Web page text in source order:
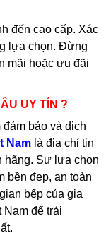
đến cao cấp. Xác
lựa chọn. Đừng
mãi hoặc ưu đãi
UY TÍN ?
bảo và dịch
Nam là địa chỉ tin
hãng. Sự lựa chọn
bền đẹp, an toàn
bếp của gia
Nam để trải